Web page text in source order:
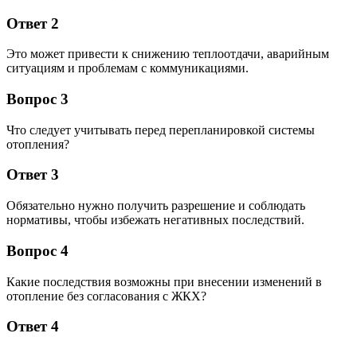
Ответ 2
Это может привести к снижению теплоотдачи, аварийным
ситуациям и проблемам с коммуникациями.
Вопрос 3
Что следует учитывать перед перепланировкой системы
отопления?
Ответ 3
Обязательно нужно получить разрешение и соблюдать
нормативы, чтобы избежать негативных последствий.
Вопрос 4
Какие последствия возможны при внесении изменений в
отопление без согласования с ЖКХ?
Ответ 4